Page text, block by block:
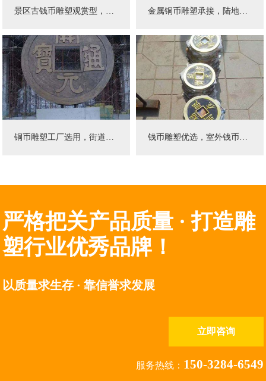
景区古钱币雕塑观赏型，公园别墅古钱币雕塑生产商
2023年09月安装于江苏省
金属铜币雕塑承接，陆地铜币雕塑制造商
2023年08月安装于江西省
铜币雕塑工厂选用，街道铜币雕塑批发 钱币雕塑优选，室外钱币雕塑优选
严格把关产品质量 · 打造雕
塑行业优秀品牌！
以质量求生存 · 靠信誉求发展
立即咨询
服务热线： 150-3284-6549